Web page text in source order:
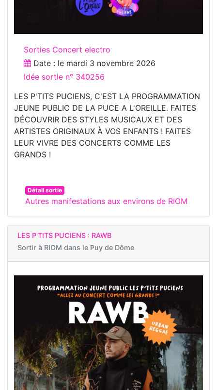
Sorties Concert electro
Date : le mardi 3 novembre 2026
Idée sortie n° 340256
LES P'TITS PUCIENS, C'EST LA PROGRAMMATION
JEUNE PUBLIC DE LA PUCE A L'OREILLE. FAITES
DÉCOUVRIR DES STYLES MUSICAUX ET DES
ARTISTES ORIGINAUX À VOS ENFANTS ! FAITES
LEUR VIVRE DES CONCERTS COMME LES
GRANDS !
Détail sortie
Autres manifestations aux environs de RIOM
LES P'TITS PUCIENS : RAWB
Sortir à RIOM dans le Puy de Dôme